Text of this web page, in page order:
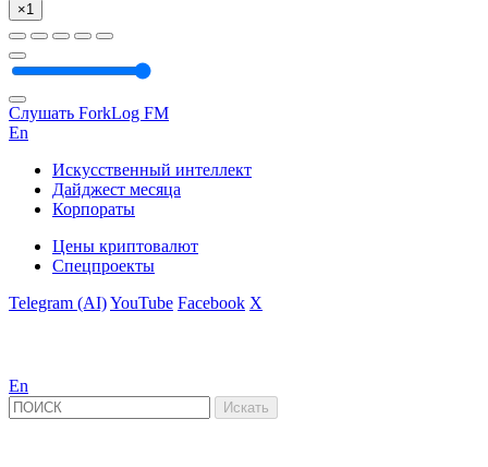
×1
Слушать ForkLog FM
En
Искусственный интеллект
Дайджест месяца
Корпораты
Цены криптовалют
Спецпроекты
Telegram (AI)YouTube Facebook X
En